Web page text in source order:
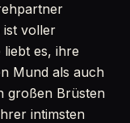
ist voller
liebt es, ihre
Mund als auch
großen Brüsten
intimsten